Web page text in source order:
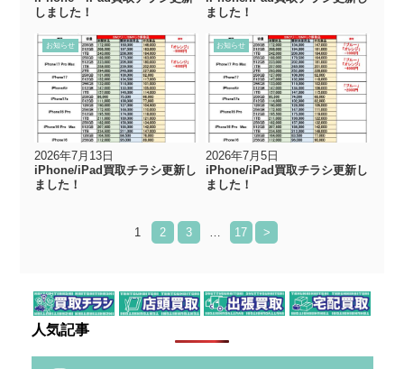
しました！
ました！
お知らせ
2026年7月13日
iPhone/iPad買取チラシ更新し
ました！
お知らせ
2026年7月5日
iPhone/iPad買取チラシ更新し
ました！
1 2 3 … 17 >
人気記事